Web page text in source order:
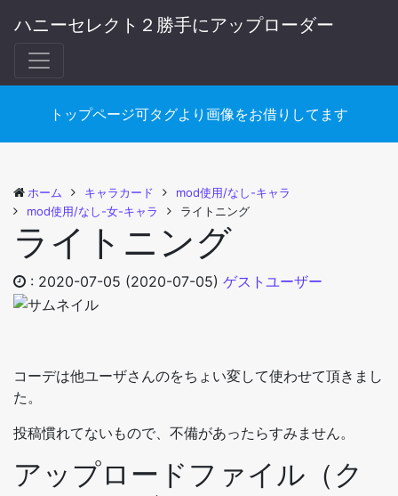
ハニーセレクト２勝手にアップローダー
トップページ可タグより画像をお借りしてます
ホーム キャラカード
mod使用/なし-キャラ
mod使用/なし-女-キャラ
ライトニング
ライトニング
: 2020-07-05 (2020-07-05) ゲストユーザー
コーデは他ユーザさんのをちょい変して使わせて頂きまし
た。
投稿慣れてないもので、不備があったらすみません。
アップロードファイル（ク